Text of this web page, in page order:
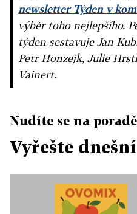
newsletter Týden v
výběr toho nejlepšího.
týden sestavuje Jan
Petr Honzejk, Julie
Vainert.
Nudíte se na
Vyřešte